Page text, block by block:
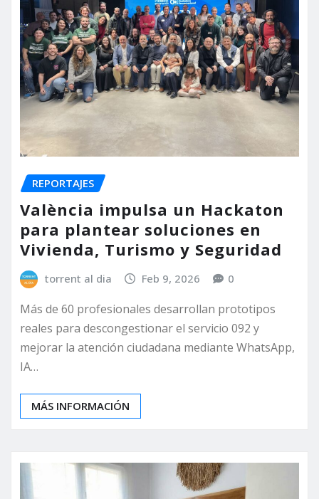
REPORTAJES
València impulsa un Hackaton
para plantear soluciones en
Vivienda, Turismo y Seguridad
torrent al dia Feb 9, 2026 0
Más de 60 profesionales desarrollan prototipos
reales para descongestionar el servicio 092 y
mejorar la atención ciudadana mediante WhatsApp,
IA…
MÁS INFORMACIÓN